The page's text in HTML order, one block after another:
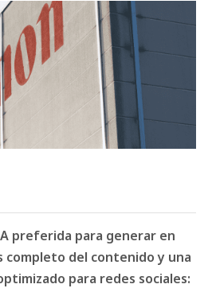
preferida para generar en
completo del contenido y una
para redes sociales: